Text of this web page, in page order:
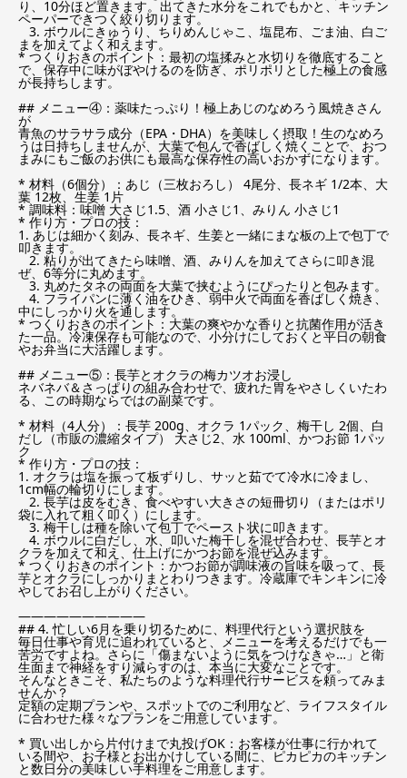
り、10分ほど置きます。出てきた水分をこれでもかと、キッチン
ペーパーできつく絞り切ります。
3. ボウルにきゅうり、ちりめんじゃこ、塩昆布、ごま油、白ご
まを加えてよく和えます。
* つくりおきのポイント：最初の塩揉みと水切りを徹底すること
で、保存中に味がぼやけるのを防ぎ、ポリポリとした極上の食感
が長持ちします。
## メニュー④：薬味たっぷり！極上あじのなめろう風焼きさん
が
青魚のサラサラ成分（EPA・DHA）を美味しく摂取！生のなめろ
うは日持ちしませんが、大葉で包んで香ばしく焼くことで、おつ
まみにもご飯のお供にも最高な保存性の高いおかずになります。
* 材料（6個分）：あじ（三枚おろし） 4尾分、長ネギ 1/2本、大
葉 12枚、生姜 1片
* 調味料：味噌 大さじ1.5、酒 小さじ1、みりん 小さじ1
* 作り方・プロの技：
1. あじは細かく刻み、長ネギ、生姜と一緒にまな板の上で包丁で
叩きます。
2. 粘りが出てきたら味噌、酒、みりんを加えてさらに叩き混
ぜ、6等分に丸めます。
3. 丸めたタネの両面を大葉で挟むようにぴったりと包みます。
4. フライパンに薄く油をひき、弱中火で両面を香ばしく焼き、
中にしっかり火を通します。
* つくりおきのポイント：大葉の爽やかな香りと抗菌作用が活き
た一品。冷凍保存も可能なので、小分けにしておくと平日の朝食
やお弁当に大活躍します。
## メニュー⑤：長芋とオクラの梅カツオお浸し
ネバネバ＆さっぱりの組み合わせで、疲れた胃をやさしくいたわ
る、この時期ならではの副菜です。
* 材料（4人分）：長芋 200g、オクラ 1パック、梅干し 2個、白
だし（市販の濃縮タイプ） 大さじ2、水 100ml、かつお節 1パッ
ク
* 作り方・プロの技：
1. オクラは塩を振って板ずりし、サッと茹でて冷水に冷まし、
1cm幅の輪切りにします。
2. 長芋は皮をむき、食べやすい大きさの短冊切り（またはポリ
袋に入れて粗く叩く）にします。
3. 梅干しは種を除いて包丁でペースト状に叩きます。
4. ボウルに白だし、水、叩いた梅干しを混ぜ合わせ、長芋とオ
クラを加えて和え、仕上げにかつお節を混ぜ込みます。
* つくりおきのポイント：かつお節が調味液の旨味を吸って、長
芋とオクラにしっかりまとわりつきます。冷蔵庫でキンキンに冷
やしてお召し上がりください。
——————————
## 4. 忙しい6月を乗り切るために、料理代行という選択肢を
毎日仕事や育児に追われていると、メニューを考えるだけでも一
苦労ですよね。さらに「傷まないように気をつけなきゃ…」と衛
生面まで神経をすり減らすのは、本当に大変なことです。
そんなときこそ、私たちのような料理代行サービスを頼ってみま
せんか？
定額の定期プランや、スポットでのご利用など、ライフスタイル
に合わせた様々なプランをご用意しています。
* 買い出しから片付けまで丸投げOK：お客様が仕事に行かれて
いる間や、お子様とお出かけしている間に、ピカピカのキッチン
と数日分の美味しい手料理をご用意します。